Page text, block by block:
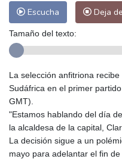
Escucha Deja
Tamaño del texto:
La selección anfitriona
Sudáfrica en el primer
GMT).
"Estamos hablando del día
la alcaldesa de la capital,
La decisión sigue a un
mayo para adelantar el fin